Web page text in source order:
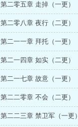
第二零五章 走掉（一更）
第二零八章 夜行（二更）
第二一一章 拜托（一更）
第二一四章 如实（二更）
第二一七章 故意（一更）
第二二零章 不会（二更）
第二二三章 禁卫军（一更）